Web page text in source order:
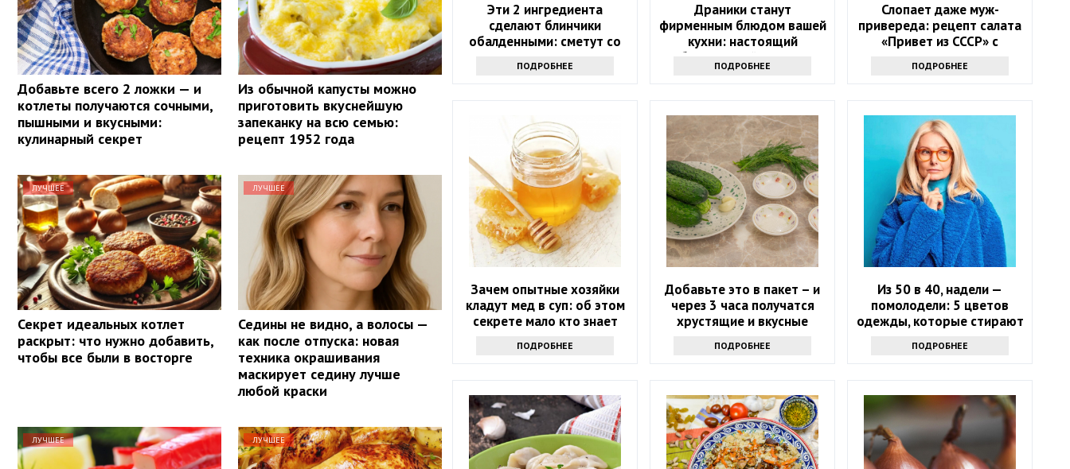
Добавьте всего 2 ложки — и
котлеты получаются сочными,
пышными и вкусными:
кулинарный секрет
Из обычной капусты можно
приготовить вкуснейшую
запеканку на всю семью:
рецепт 1952 года
ЛУЧШЕЕ
Секрет идеальных котлет
раскрыт: что нужно добавить,
чтобы все были в восторге
ЛУЧШЕЕ
Седины не видно, а волосы —
как после отпуска: новая
техника окрашивания
маскирует седину лучше
любой краски
ЛУЧШЕЕ ЛУЧШЕЕ
Эти 2 ингредиента
сделают блинчики
обалденными: сметут со
забытый рецепт
ПОДРОБНЕЕ
Драники станут
фирменным блюдом вашей
кухни: настоящий
белорусский рецепт
ПОДРОБНЕЕ
Слопает даже муж-
привереда: рецепт салата
«Привет из СССР» с
колбасой
ПОДРОБНЕЕ
Зачем опытные хозяйки
кладут мед в суп: об этом
секрете мало кто знает
ПОДРОБНЕЕ
Добавьте это в пакет – и
через 3 часа получатся
хрустящие и вкусные
ПОДРОБНЕЕ
Из 50 в 40, надели —
помолодели: 5 цветов
одежды, которые стирают
ПОДРОБНЕЕ